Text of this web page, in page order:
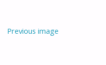
Previous image